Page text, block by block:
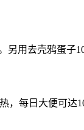
用去壳鸦蛋子
每日大便可